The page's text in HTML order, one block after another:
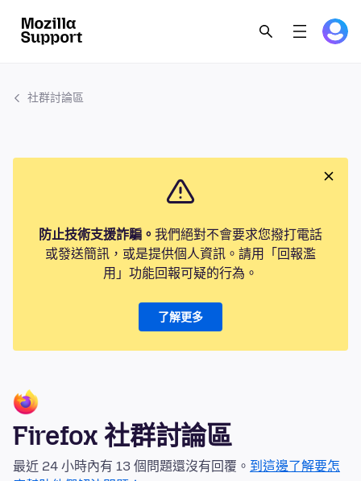
社群討論區
防止技術支援詐騙。 我們絕對不會要求您撥打電話
或發送簡訊，或是提供個人資訊。請用「回報濫
用」功能回報可疑的行為。
了解更多
Firefox 社群討論區
最近 24 小時內有 13 個問題還沒有回覆。 到這邊了解要怎